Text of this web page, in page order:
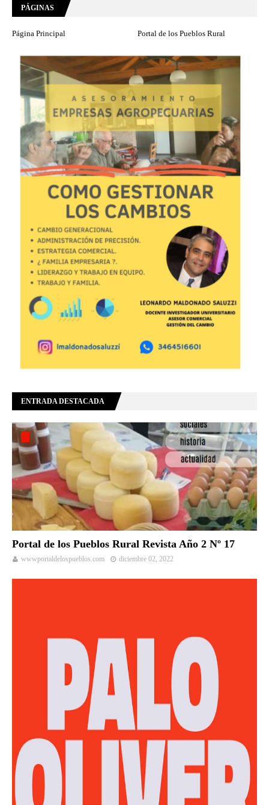
PÁGINAS
Página Principal Portal de los Pueblos Rural
ENTRADA DESTACADA
Portal de los Pueblos Rural Revista Año 2 Nº 17
wwwportaldelospueblos.com diciembre 02, 2022